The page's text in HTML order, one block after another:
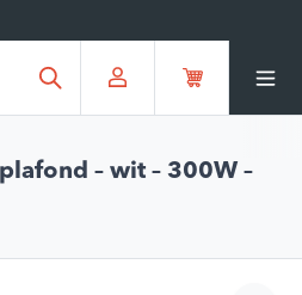
*
– wit – 300W –